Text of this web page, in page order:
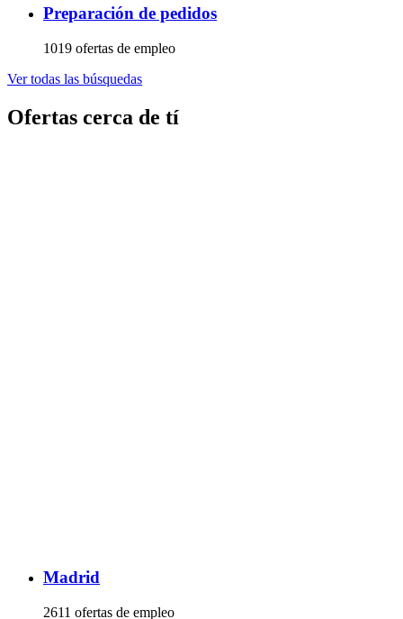
Preparación de pedidos
1019 ofertas de empleo
Ver todas las búsquedas
Ofertas cerca de tí
Madrid
2611 ofertas de empleo